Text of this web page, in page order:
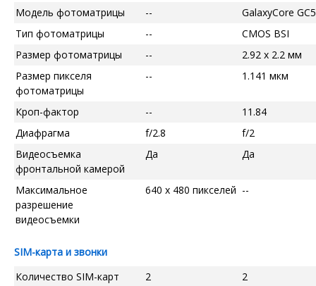
Модель фотоматрицы
--
GalaxyCore
Тип фотоматрицы
--
CMOS BSI
Размер фотоматрицы
--
2.92 x 2.2 мм
Размер пикселя
фотоматрицы
-- 1.141 мкм
Кроп-фактор --
11.84
Диафрагма
f/2.8
f/2
Видеосъемка
фронтальной камерой
Да Да
Максимальное
разрешение
видеосъемки
640 x 480 пикселей --
SIM-карта и звонки
Количество SIM-карт
2
2